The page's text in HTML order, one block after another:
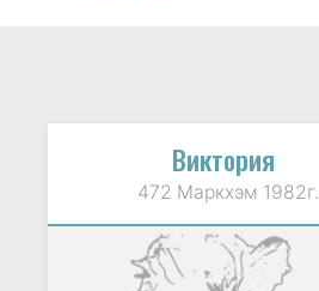
Виктория
472 Маркхэм 1982г.